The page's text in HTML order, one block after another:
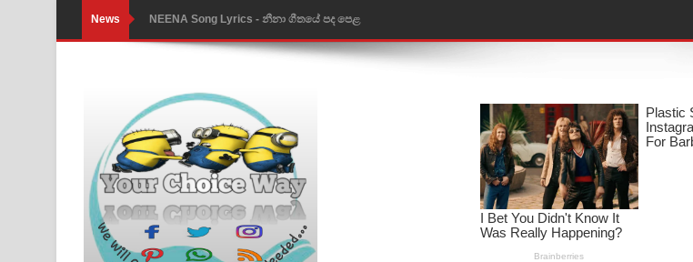
News NEENA Song Lyrics - නීනා ගීතයේ පද පෙළ
Ahimi Wimai Himi Song Lyrics - අහිමි විමයි හිමි ගීතයේ පද පෙළ
Mathaka Parana Song Lyrics - මතක පාරනා ගීතයේ පද පෙළ
Nimnadhen Song Lyrics - නිම්නාදෙන් ගීතයේ පද පෙළ
Obamai Mage Adare Song Lyrics - ඔබමයි මගේ ආදරේ ගීතයේ පද පෙළ
Pansal Gihin Song Lyrics - පන්සල් ගිහිං ගීතයේ පද පෙළ
Ankeliya Song Lyrics - අංකෙළිය ගීතයේ පද පෙළ